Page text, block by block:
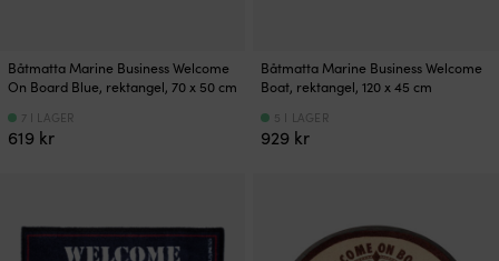
Båtmatta Marine Business Welcome
On Board Blue, rektangel, 70 x 50 cm
619 kr
7 I LAGER
Båtmatta Marine Business Welcome
Boat, rektangel, 120 x 45 cm
929 kr
5 I LAGER